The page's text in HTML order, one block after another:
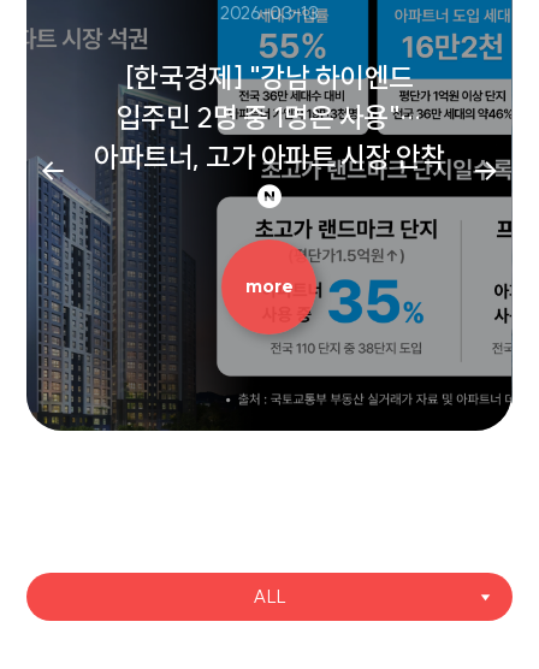
2026-03-13
[한국경제] "강남 하이엔드
입주민 2명 중 1명은 사용"…
아파트너, 고가 아파트 시장 안착
more
ALL